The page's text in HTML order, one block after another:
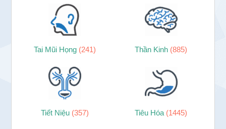
Tai Mũi Họng (241) Thần Kinh (885)
Tiết Niệu (357) Tiêu Hóa (1445)